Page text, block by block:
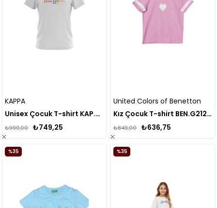
KAPPA
Unisex Çocuk T-shirt KAP.303WEK0
₺749,25
₺999,00
United Colors of Benetton
Kız Çocuk T-shirt BEN.G21274
₺636,75
₺849,00
%35 %35